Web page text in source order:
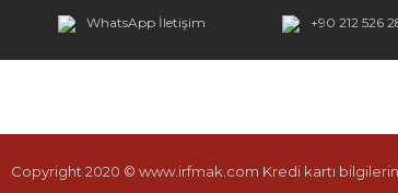
WhatsApp İletişim +90 212 526
Copyright 2020 © www.irfmak.com Kredi kartı